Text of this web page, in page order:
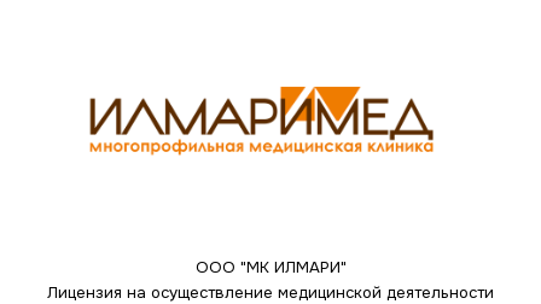
ООО "МК ИЛМАРИ"
Лицензия на осуществление медицинской деятельности